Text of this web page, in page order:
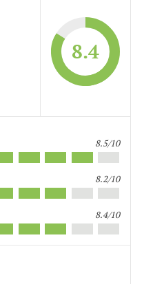
8.4
8.5/10
8.2/10
8.4/10